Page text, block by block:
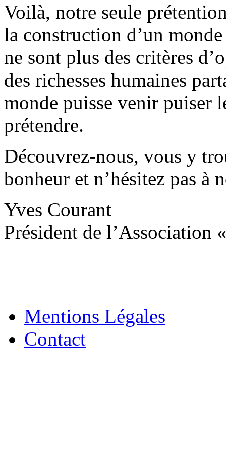
Voilà, notre seule
la construction d’un
ne sont plus des critères
des richesses humaines
monde puisse venir puiser
prétendre.
Découvrez-nous, vous y
bonheur et n’hésitez pas à
Yves Courant
Président de l’Association
Mentions Légales
Contact